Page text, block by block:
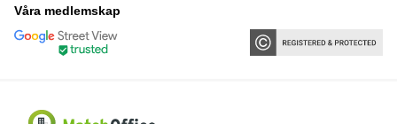
Våra medlemskap